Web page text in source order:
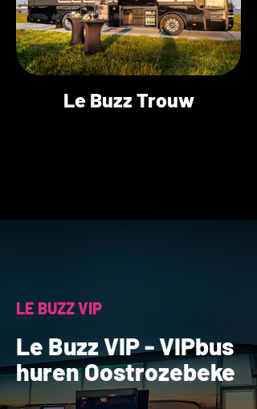
Le Buzz Trouw
LE BUZZ VIP
Le Buzz VIP - VIPbus
huren Oostrozebeke